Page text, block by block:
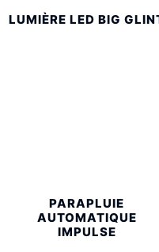
LUMIÈRE LED BIG
PARAPLUIE
AUTOMATIQUE
IMPULSE